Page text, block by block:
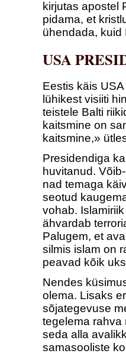
kirjutas apostel
pidama, et
ühendada, kuid
USA
Eestis käis
lühikest visiiti
teistele Balti
kaitsmine on
kaitsmine,»
Presidendiga
huvitanud.
nad temaga
seotud
vohab.
ähvardab
Palugem, et
silmis islam on
peavad kõik
Nendes
olema. Lisaks
sõjategevuse
tegelema rahva
seda alla
samasooliste